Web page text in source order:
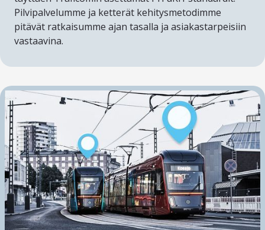
Pilvipalvelumme ja ketterät kehitysmetodimme
pitävät ratkaisumme ajan tasalla ja asiakastarpeisiin
vastaavina.